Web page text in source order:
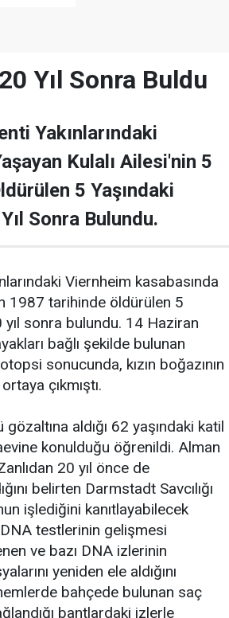
Yıl Sonra Buldu
Yakınlarındaki
Kulalı Ailesi'nin 5
5 Yaşındaki
Sonra Bulundu.
Viernheim kasabasında
1987 tarihinde öldürülen 5
yıl sonra bulundu. 14 Haziran
bağlı şekilde bulunan
sonucunda, kızın boğazının
çıkmıştı.
aldığı 62 yaşındaki katil
konulduğu öğrenildi. Alman
20 yıl önce de
belirten Darmstadt Savcılığı
işlediğini kanıtlayabilecek
DNA testlerinin gelişmesi
ve bazı DNA izlerinin
yeniden ele aldığını
bahçede bulunan saç
bantlardaki izlerle